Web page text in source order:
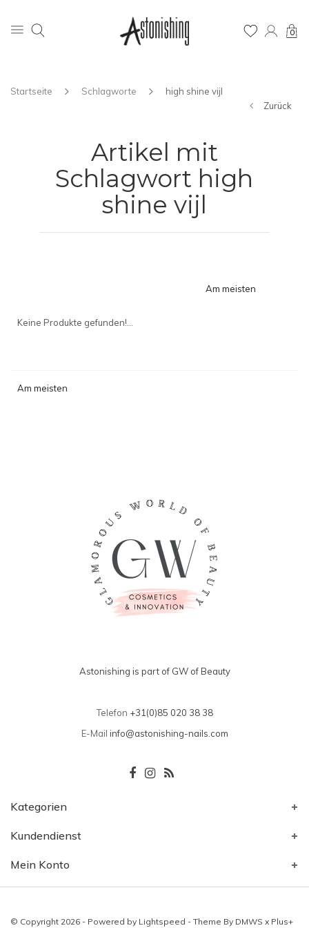
0
Startseite Schlagworte
high shine vijl
Zurück
Artikel mit
Schlagwort high
shine vijl
Am meisten
Keine Produkte gefunden!...
Am meisten
Astonishing is part of GW of Beauty
Telefon +31(0)85 020 38 38
E-Mail info@astonishing-nails.com
Kategorien
Kundendienst
Mein Konto
© Copyright 2026 - Powered by Lightspeed - Theme By DMWS x Plus+